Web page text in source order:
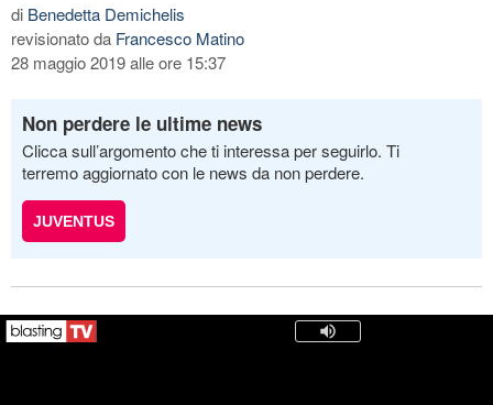
di Benedetta Demichelis
revisionato da Francesco Matino
28 maggio 2019 alle ore 15:37
Non perdere le ultime news
Clicca sull’argomento che ti interessa per seguirlo. Ti
terremo aggiornato con le news da non perdere.
JUVENTUS